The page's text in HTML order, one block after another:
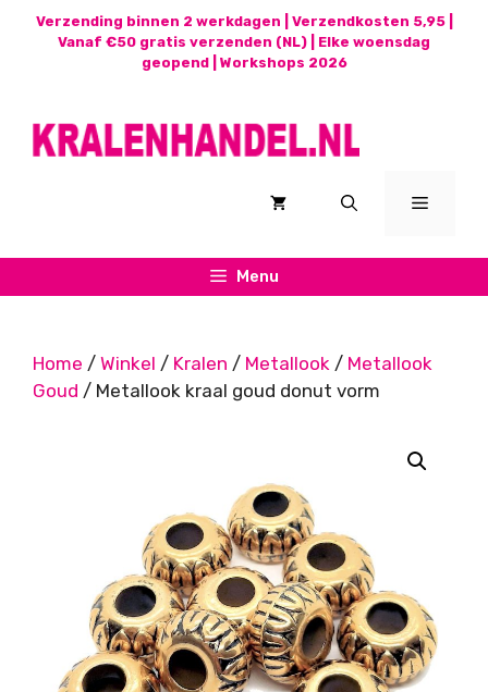
Verzending binnen 2 werkdagen | Verzendkosten 5,95 |
Vanaf €50 gratis verzenden (NL) | Elke woensdag
geopend | Workshops 2026
Menu
Menu
Home / Winkel / Kralen / Metallook / Metallook
Goud / Metallook kraal goud donut vorm